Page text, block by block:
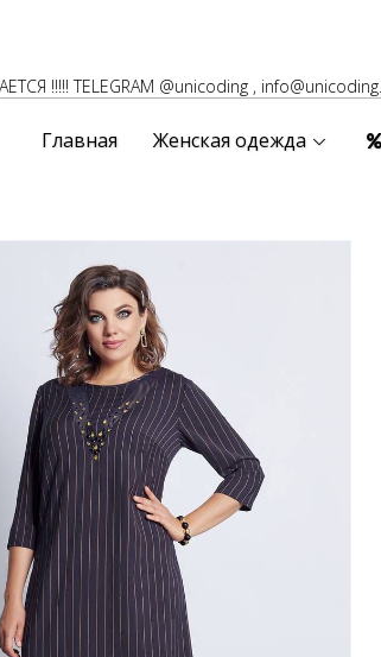
!!!!! TELEGRAM @unicoding ,
Главная Женская одежда